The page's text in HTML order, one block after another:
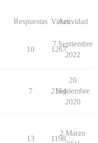
Respuestas Vistas
Actividad
10 1267
7 Septiembre
2022
7 2164
20
Septiembre
2020
13 1198
2 Marzo